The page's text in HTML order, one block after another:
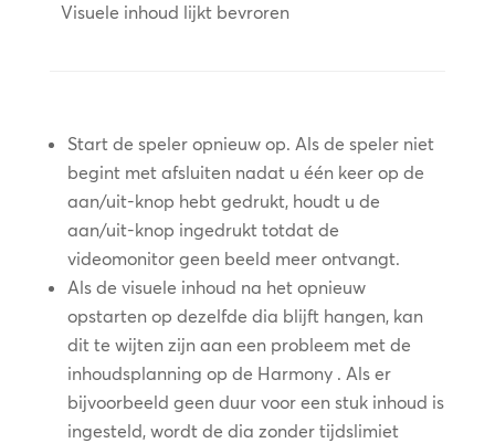
Visuele inhoud lijkt bevroren
Start de speler opnieuw op. Als de speler niet
begint met afsluiten nadat u één keer op de
aan/uit-knop hebt gedrukt, houdt u de
aan/uit-knop ingedrukt totdat de
videomonitor geen beeld meer ontvangt.
Als de visuele inhoud na het opnieuw
opstarten op dezelfde dia blijft hangen, kan
dit te wijten zijn aan een probleem met de
inhoudsplanning op de Harmony . Als er
bijvoorbeeld geen duur voor een stuk inhoud is
ingesteld, wordt de dia zonder tijdslimiet